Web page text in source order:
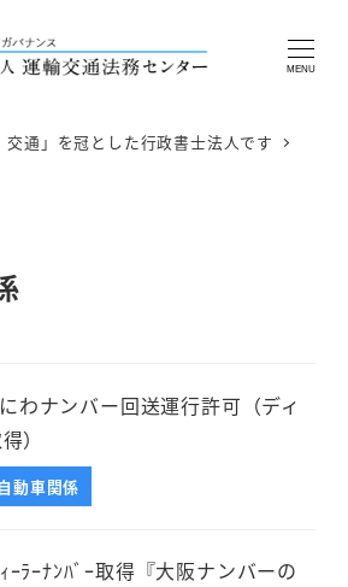
MENU
交通」を冠とした行政書士法人です
わナンバー回送運行許可（ディ
）
動車関係
ｰﾗｰﾅﾝﾊﾞｰ取得『大阪ナンバーの